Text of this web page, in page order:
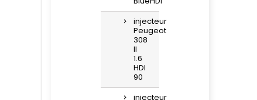
injecteur
Peugeot
308
II
1.6
HDI
90
injecteur